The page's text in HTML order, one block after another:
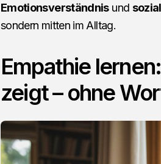
Emotionsverständnisund
sondern mitten im Alltag.
Empathie
zeigt – ohne